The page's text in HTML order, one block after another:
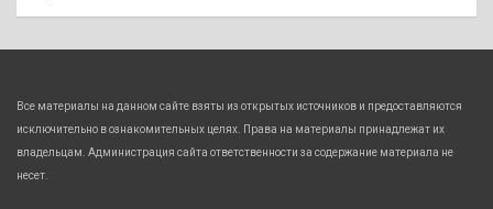
Все материалы на данном сайте взяты из открытых источников и предоставляются
исключительно в ознакомительных целях. Права на материалы принадлежат их
владельцам. Администрация сайта ответственности за содержание материала не
несет.